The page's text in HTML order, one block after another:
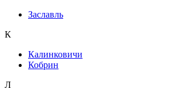
Заславль
К
Калинковичи
Кобрин
Л